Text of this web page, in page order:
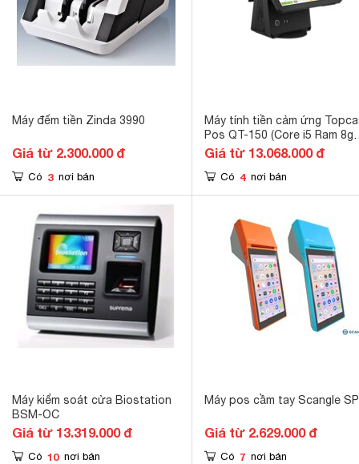
Máy đếm tiền Zinda 3990
Giá từ 2.300.000 đ
Có 3 nơi bán
Máy tính tiền cảm ứng
Pos QT-150 (Core i5 Ram
SSD 128gb)
Giá từ 13.068.000 đ
Có 4 nơi bán
Máy kiểm soát cửa Biostation
BSM-OC
Giá từ 13.319.000 đ
Có 10 nơi bán
Máy pos cầm tay Scangle
Giá từ 2.629.000 đ
Có 7 nơi bán